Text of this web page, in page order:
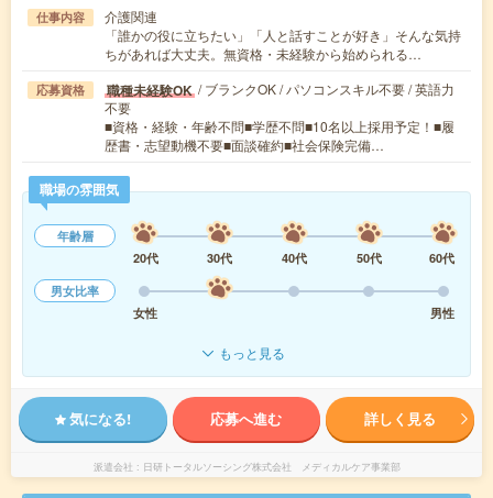
仕事内容
介護関連
「誰かの役に立ちたい」「人と話すことが好き」そんな気持
ちがあれば大丈夫。無資格・未経験から始められる…
応募資格 職種未経験OK / ブランクOK / パソコンスキル不要 / 英語力
不要
■資格・経験・年齢不問■学歴不問■10名以上採用予定！■履
歴書・志望動機不要■面談確約■社会保険完備…
職場の雰囲気
年齢層
20代
30代 40代 50代
60代
男女比率
女性
男性
もっと見る
気になる! 応募へ進む 詳しく見る
派遣会社 日研トータルソーシング株式会社 メディカルケア事業部